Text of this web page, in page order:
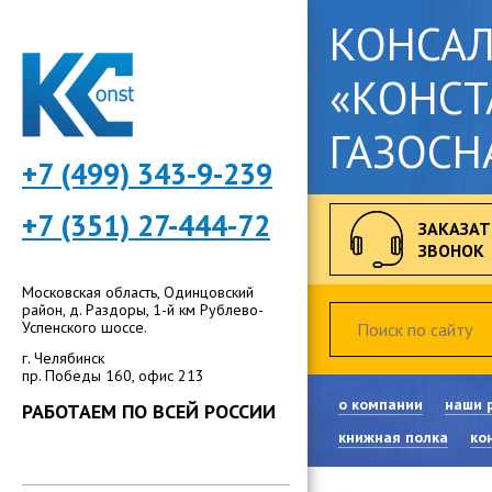
+7 (499) 343-9-239
+7 (351) 27-444-72
Московская область, Одинцовский
район, д. Раздоры, 1-й км Рублево-
Успенского шоссе.
г. Челябинск
пр. Победы 160, офис 213
РАБОТАЕМ ПО ВСЕЙ РОССИИ
ЗВОНОК
о компании
наши
книжная полка